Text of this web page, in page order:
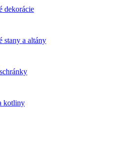
dekorácie
stany a altány
kotliny